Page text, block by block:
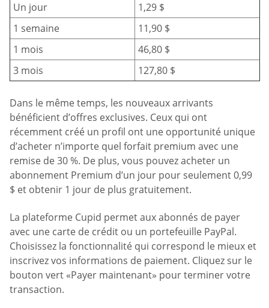
Un jour
1,29 $
1 semaine
11,90 $
1 mois
46,80 $
3 mois
127,80 $
Dans le même temps, les nouveaux arrivants
bénéficient d’offres exclusives. Ceux qui ont
récemment créé un profil ont une opportunité unique
d’acheter n’importe quel forfait premium avec une
remise de 30 %. De plus, vous pouvez acheter un
abonnement Premium d’un jour pour seulement 0,99
$ et obtenir 1 jour de plus gratuitement.
La plateforme Cupid permet aux abonnés de payer
avec une carte de crédit ou un portefeuille PayPal.
Choisissez la fonctionnalité qui correspond le mieux et
inscrivez vos informations de paiement. Cliquez sur le
bouton vert «Payer maintenant» pour terminer votre
transaction.